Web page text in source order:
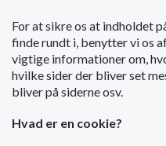
For at sikre os at indholdet
finde rundt i, benytter vi os
vigtige informationer om,
hvilke sider der bliver set
bliver på siderne osv.
Hvad er en cookie?